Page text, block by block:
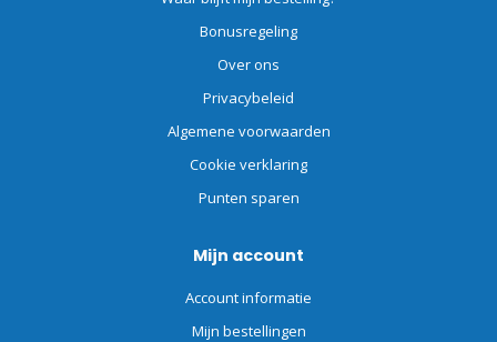
Bonusregeling
Over ons
Privacybeleid
Algemene voorwaarden
Cookie verklaring
Punten sparen
Mijn account
Account informatie
Mijn bestellingen